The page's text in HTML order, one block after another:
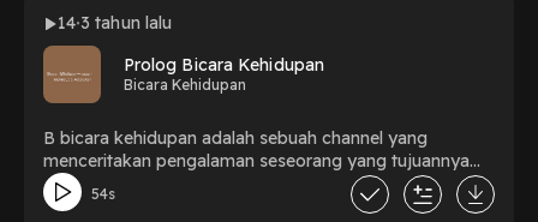
mengarungi kehidupan.
14 3 tahun lalu
Prolog Bicara Kehidupan
Bicara Kehidupan
B bicara kehidupan adalah sebuah channel yang
menceritakan pengalaman seseorang yang tujuannya
adalah memberi manfaat kepada yang mendengarkan
dan menjadikan sebuah pengetahuan.
54s